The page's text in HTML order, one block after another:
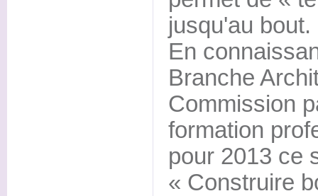
jusqu'au bout.
En
Branche
Commission
formation
pour 2013 ce
« Construire